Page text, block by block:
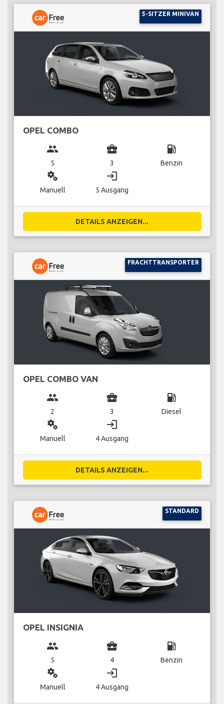
5-SITZER MINIVAN
OPEL COMBO
group
5
business_center
3
local_gas_station
Benzin
miscellaneous_services
Manuell
login
5 Ausgang
DETAILS ANZEIGEN...
FRACHTTRANSPORTER
OPEL COMBO VAN
group
2
business_center
3
local_gas_station
Diesel
miscellaneous_services
Manuell
login
4 Ausgang
DETAILS ANZEIGEN...
STANDARD
OPEL INSIGNIA
group
5
business_center
4
local_gas_station
Benzin
miscellaneous_services
Manuell
login
4 Ausgang